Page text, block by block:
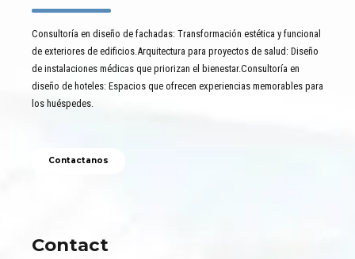
Consultoría en diseño de fachadas: Transformación estética y funcional
de exteriores de edificios.Arquitectura para proyectos de salud: Diseño
de instalaciones médicas que priorizan el bienestar.Consultoría en
diseño de hoteles: Espacios que ofrecen experiencias memorables para
los huéspedes.
Contactanos
Contact